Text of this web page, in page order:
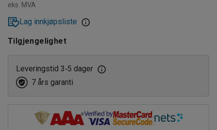
36
45
eks. MVA
Lag innkjøpsliste
Tilgjengelighet
Leveringstid 3‑5 dager
7 års garanti